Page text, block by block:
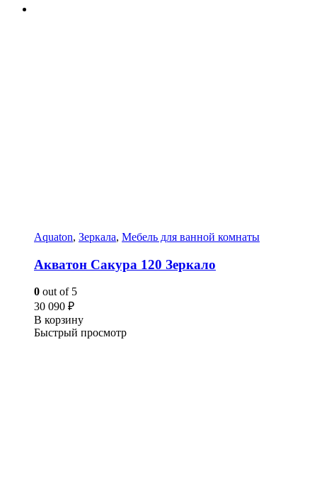
Aquaton, Зеркала, Мебель для ванной комнаты
Акватон Сакура 120 Зеркало
0 out of 5
30 090 ₽
В корзину
Быстрый просмотр